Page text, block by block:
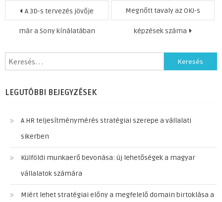
Bejegyzés
navigáció
A 3D-s tervezés jövője
már a Sony kínálatában
Megnőtt tavaly az OKJ-s
képzések száma
Keresés:
LEGUTÓBBI BEJEGYZÉSEK
A HR teljesítménymérés stratégiai szerepe a vállalati
sikerben
Külföldi munkaerő bevonása: új lehetőségek a magyar
vállalatok számára
Miért lehet stratégiai előny a megfelelő domain birtoklása a